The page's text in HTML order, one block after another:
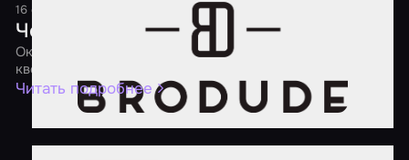
16 сентября 2016
Чем заняться на выходных
Окажись внутри фильма ужасов и поработай мозгами в
квесте
Читать подробнее